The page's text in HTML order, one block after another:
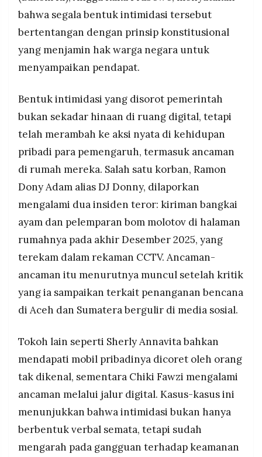
©
RESOLUSI
MEDIA
Resolusi.co
2026
RESOLUSI
MEDIA
PRAMUDITA
bahwa segala bentuk intimidasi tersebut
bertentangan dengan prinsip konstitusional
yang menjamin hak warga negara untuk
menyampaikan pendapat.
Bentuk intimidasi yang disorot pemerintah
bukan sekadar hinaan di ruang digital, tetapi
telah merambah ke aksi nyata di kehidupan
pribadi para pemengaruh, termasuk ancaman
di rumah mereka. Salah satu korban, Ramon
Dony Adam alias DJ Donny, dilaporkan
mengalami dua insiden teror: kiriman bangkai
ayam dan pelemparan bom molotov di halaman
rumahnya pada akhir Desember 2025, yang
terekam dalam rekaman CCTV. Ancaman-
ancaman itu menurutnya muncul setelah kritik
yang ia sampaikan terkait penanganan bencana
di Aceh dan Sumatera bergulir di media sosial.
Tokoh lain seperti Sherly Annavita bahkan
mendapati mobil pribadinya dicoret oleh orang
tak dikenal, sementara Chiki Fawzi mengalami
ancaman melalui jalur digital. Kasus-kasus ini
menunjukkan bahwa intimidasi bukan hanya
berbentuk verbal semata, tetapi sudah
mengarah pada gangguan terhadap keamanan